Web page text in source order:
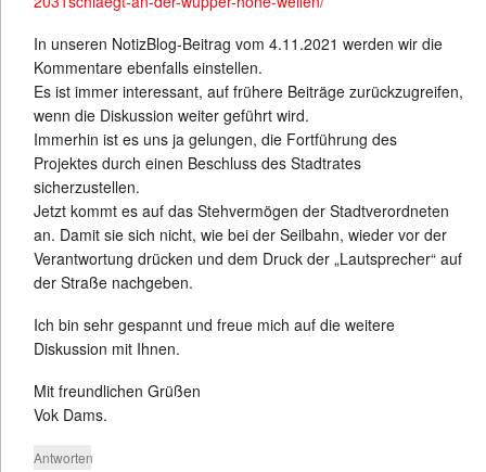
In unseren NotizBlog-Beitrag vom 4.11.2021 werden wir die
Kommentare ebenfalls einstellen.
Es ist immer interessant, auf frühere Beiträge zurückzugreifen,
wenn die Diskussion weiter geführt wird.
Immerhin ist es uns ja gelungen, die Fortführung des
Projektes durch einen Beschluss des Stadtrates
sicherzustellen.
Jetzt kommt es auf das Stehvermögen der Stadtverordneten
an. Damit sie sich nicht, wie bei der Seilbahn, wieder vor der
Verantwortung drücken und dem Druck der „Lautsprecher“ auf
der Straße nachgeben.
Ich bin sehr gespannt und freue mich auf die weitere
Diskussion mit Ihnen.
Mit freundlichen Grüßen
Vok Dams.
Antworten